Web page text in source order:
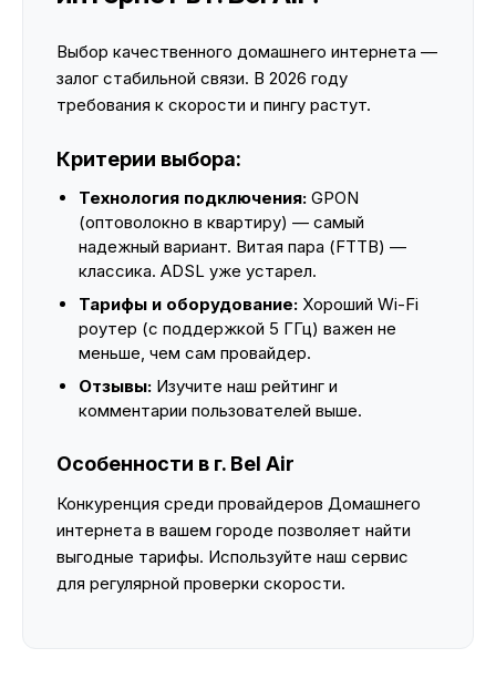
Выбор качественного домашнего интернета —
залог стабильной связи. В 2026 году
требования к скорости и пингу растут.
Критерии выбора:
Технология подключения: GPON
(оптоволокно в квартиру) — самый
надежный вариант. Витая пара (FTTB) —
классика. ADSL уже устарел.
Тарифы и оборудование: Хороший Wi-Fi
роутер (с поддержкой 5 ГГц) важен не
меньше, чем сам провайдер.
Отзывы: Изучите наш рейтинг и
комментарии пользователей выше.
Особенности в г. Bel Air
Конкуренция среди провайдеров Домашнего
интернета в вашем городе позволяет найти
выгодные тарифы. Используйте наш сервис
для регулярной проверки скорости.